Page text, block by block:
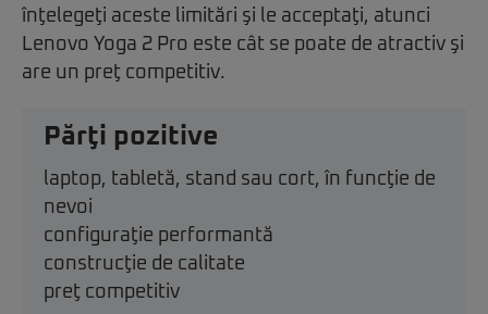
înţelegeţi aceste limitări şi le acceptaţi, atunci
Lenovo Yoga 2 Pro este cât se poate de atractiv şi
are un preţ competitiv.
Părţi pozitive
laptop, tabletă, stand sau cort, în funcţie de
nevoi
configuraţie performantă
construcţie de calitate
preţ competitiv